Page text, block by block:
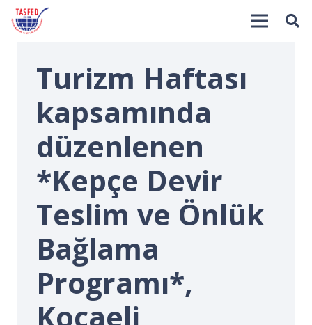
Turizm Haftası
kapsamında
düzenlenen
*Kepçe Devir
Teslim ve Önlük
Bağlama
Programı*,
Kocaeli